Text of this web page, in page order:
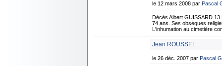
le 12 mars 2008 par Pascal
Décès Albert GUISSARD
74 ans. Ses obsèques
L'inhumation au cimetière
Jean ROUSSEL
le 26 déc. 2007 par Pascal